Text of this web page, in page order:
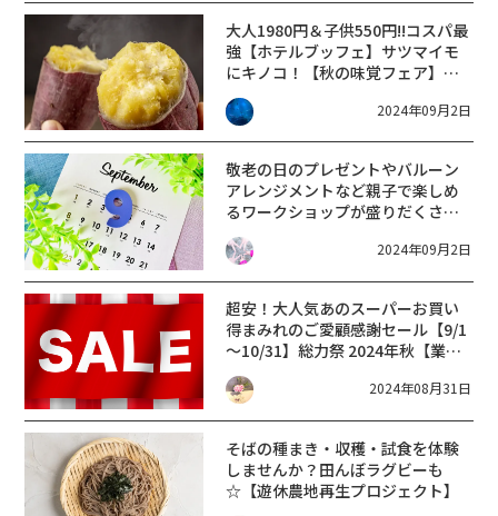
大人1980円＆子供550円!!コスパ最
強【ホテルブッフェ】サツマイモ
にキノコ！【秋の味覚フェア】ア
ーバンホテル草津で開催♪
2024年09月2日
敬老の日のプレゼントやバルーン
アレンジメントなど親子で楽しめ
るワークショップが盛りだくさ
ん！【近鉄百貨店草津店】
2024年09月2日
超安！大人気あのスーパーお買い
得まみれのご愛顧感謝セール【9/1
～10/31】総力祭 2024年秋【業務
スーパー】
2024年08月31日
そばの種まき・収穫・試食を体験
しませんか？田んぼラグビーも
☆【遊休農地再生プロジェクト】